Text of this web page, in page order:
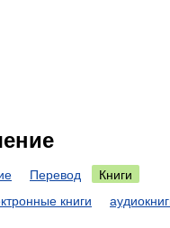
Перевод
Книги
книги